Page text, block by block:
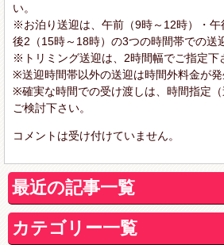
い。
※お泊り送迎は、午前（9時～12時）・
後2（15時～18時）の3つの時間帯での送
※トリミング送迎は、2時間幅でご指定下
※送迎時間帯以外の送迎は時間外料金が発
※確実な時間での受け渡しは、時間指定
ご検討下さい。
コメントは受け付けていません。
最近の記事一覧
カテゴリー一覧